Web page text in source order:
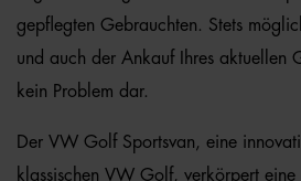
gepflegten Gebrauchten. Stets
und auch der Ankauf Ihres aktuellen
kein Problem dar.
Der VW Golf Sportsvan, eine
klassischen VW Golf, verkörpert